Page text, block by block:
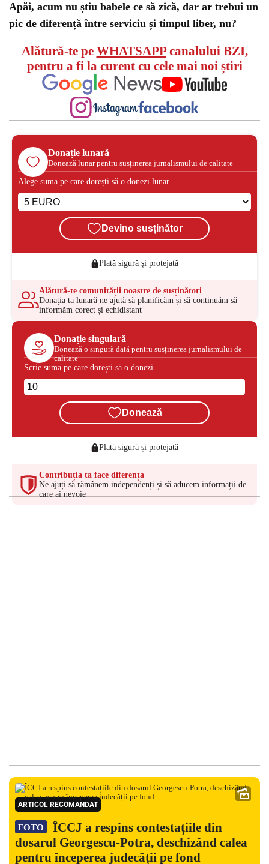
Apăi, acum nu știu babele ce să zică, dar ar trebui un
pic de diferență între serviciu și timpul liber, nu?
Alătură-te pe WHATSAPPcanalului BZI,
pentru a fi la curent cu cele mai noi știri
Donație lunară
Donează lunar pentru susținerea jurnalismului de calitate
Alege suma pe care dorești să o donezi lunar
Devino susținător
Plată sigură și protejată
Alătură-te comunității noastre de susținători
Donația ta lunară ne ajută să planificăm și să continuăm să
informăm corect și echidistant
Donație singulară
Donează o singură dată pentru susținerea jurnalismului de
calitate
Scrie suma pe care dorești să o donezi
Donează
Plată sigură și protejată
Contribuția ta face diferența
Ne ajuți să rămânem independenți și să aducem informații de
care ai nevoie
ARTICOL RECOMANDAT
FOTO
ÎCCJ a respins contestațiile din
dosarul Georgescu-Potra, deschizând calea
pentru începerea judecății pe fond